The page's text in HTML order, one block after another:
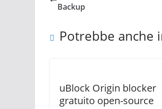
Backup
Potrebbe anche
uBlock Origin blocker
gratuito open-source